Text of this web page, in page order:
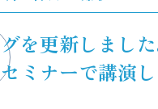
を更新しまし
ミナーで講演